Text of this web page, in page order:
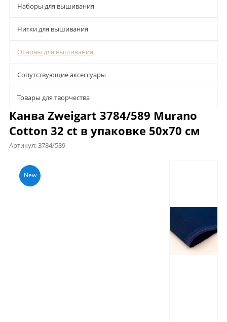
Наборы для вышивания
Нитки для вышивания
Основы для вышивания
Сопутствующие аксессуары
Товары для творчества
Канва Zweigart 3784/589 Murano
Cotton 32 ct в упаковке 50х70 см
Артикул:3784/589
Описание
New